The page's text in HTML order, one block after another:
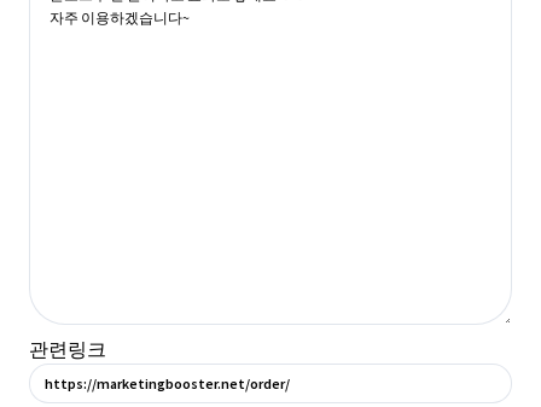
관련링크
https://marketingbooster.net/order/